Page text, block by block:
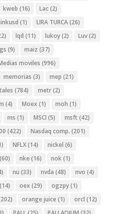
kweb (16) Lac(2)
(1) LIRA TURCA(26)
lqd (11) lukoy(2) Luv(2)
(9) maiz (37)
moviles (996)
memorias (3) mep (21)
(784) metr(2)
(4) Moex (1) moh (1)
ms (1) MSCI (5) msft (42)
(422) Nasdaq comp. (201)
NFLX(14) nickel (6)
(60) nke (16) nok(1)
nu (33) nvda (48) nvo (4)
(14) oex (29) ogzpy(1)
orange juice (1) orcl (12)